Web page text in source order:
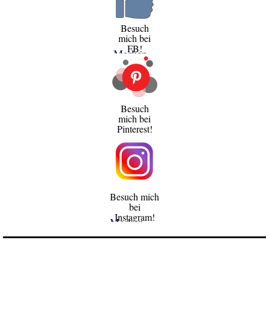
Besuch
mich bei
FB!
Merken
Besuch
mich bei
Pinterest!
Besuch mich
bei
Instagram!
Merken